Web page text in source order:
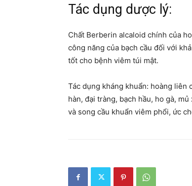
Tác dụng dược lý:
Chất Berberin alcaloid chính của
công năng của bạch cầu đối với
tốt cho bệnh viêm túi mật.
Tác dụng kháng khuẩn: hoàng
hàn, đại tràng, bạch hầu, ho gà,
và song cầu khuẩn viêm phổi, ức